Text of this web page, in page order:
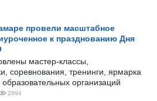
провели масштабное
к празднованию Дня
мастер-классы,
соревнования, тренинги, ярмарка
организаций
2994